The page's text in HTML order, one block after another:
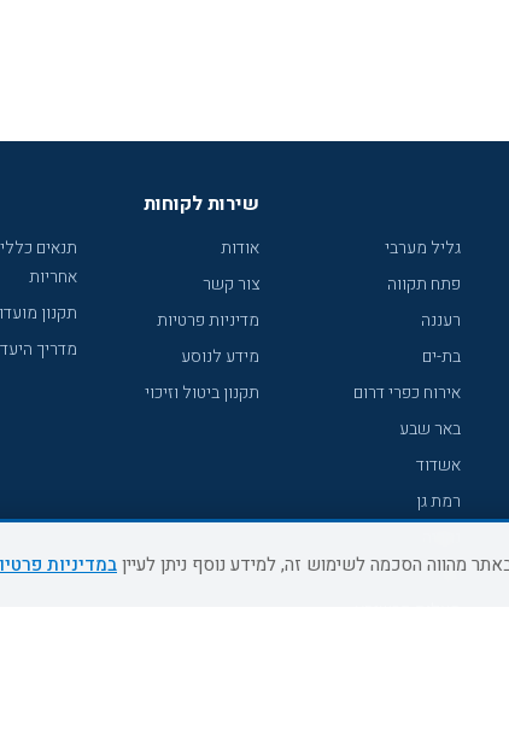
גליל מערבי
פתח תקווה
רעננה
בת-ים
אירוח כפרי דרום
באר שבע
אשדוד
רמת גן
עכו
שירות לקוחות
אודות
צור קשר
מדיניות פרטיות
מידע לנוסע
תקנון ביטול וזיכוי
תנאים
אחריות
תקנון
מדריך
במדיניות